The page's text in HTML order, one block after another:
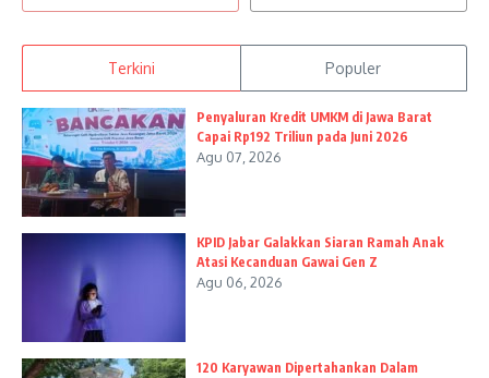
Terkini Populer
Penyaluran Kredit UMKM di Jawa Barat
Capai Rp192 Triliun pada Juni 2026
Agu 07, 2026
KPID Jabar Galakkan Siaran Ramah Anak
Atasi Kecanduan Gawai Gen Z
Agu 06, 2026
120 Karyawan Dipertahankan Dalam